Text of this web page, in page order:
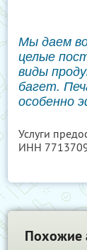
Мы даем
целые
виды
багет.
особенно
Услуги
ИНН
Похожие